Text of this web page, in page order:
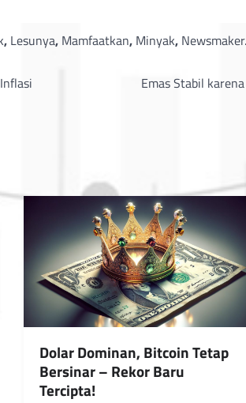
, Lesunya, Mamfaatkan, Minyak,
Emas Stabil
Dolar Dominan, Bitcoin Tetap
Bersinar – Rekor Baru
Tercipta!